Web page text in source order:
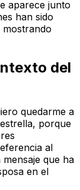
aparece junto
han sido
del
quedarme a
porque
al
que ha
en el